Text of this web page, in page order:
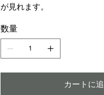
が見れます。
数量
カートに